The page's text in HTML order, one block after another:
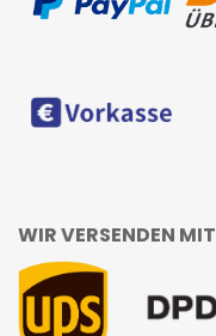
WIR VERSENDEN MIT